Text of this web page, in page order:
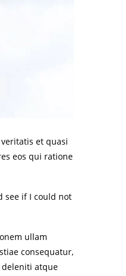
et quasi
eos qui ratione
see if I could not
ullam
consequatur,
atque